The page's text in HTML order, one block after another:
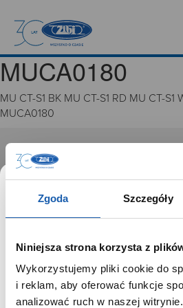
Zgoda Szczegóły
Niniejsza strona korzysta z
Wykorzystujemy pliki cookie do
i reklam, aby oferować funkcje
analizować ruch w naszej
MUCA0180
MU CT-S1 BK MU CT-S1 RD MU CT-S1
MUCA0180
GRUPA ZIBI
Misja, wizja i wartości Grupy Zibi
Ważne daty
Zgoda na ciasteczka
PRODUKTYSZANOWNY
SZANOWNA